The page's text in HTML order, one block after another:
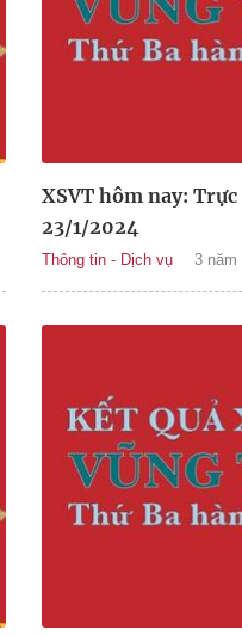
XSVT hôm nay:
23/1/2024
Thông tin - Dịch vụ 3